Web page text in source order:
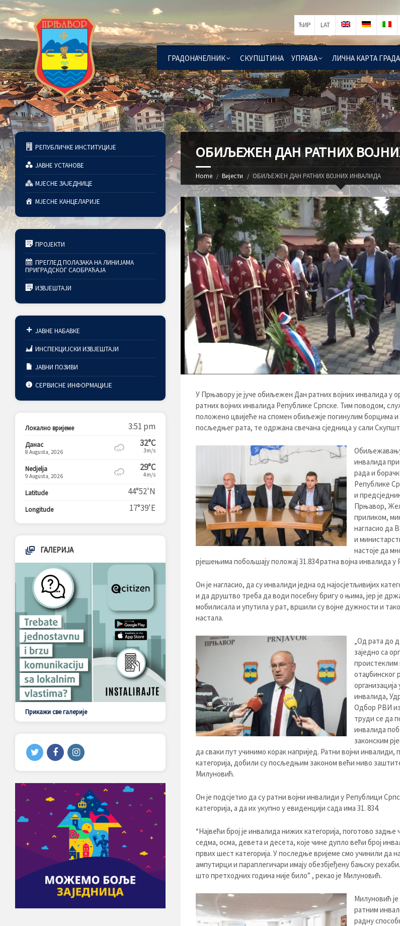
ГРАДОНАЧЕЛНИК СКУПШТИНА УПРАВА ЛИЧНА КАРТА ГРАДА
ЋИР LAT
ОБИЉЕЖЕН ДАН РАТНИХ
Home Вијести ОБИЉЕЖЕН ДАН РАТНИХ ВОЈНИХ ИНВАЛИДА
У Прњавору је јуче обиљежен Дан ратних војних инвалида у
ратних војних инвалида Републике Српске. Тим поводом,
положено цвијеће на спомен обиљежје погинулим борцима
посљедњег рата, те одржана свечана сједница у сали
инвалида
рада и
Републике
и
Прњавор,
приликом,
нагласио да
и
настоје да
рјешењима побољшају положај 31.834 ратна војна инвалида у
Он је нагласио, да су инвалиди једна од најосјетљивијих
и да друштво треба да води посебну бригу о њима, јер је
мобилисала и упутила у рат, вршили су војне дужности и
настала.
„Од рата до
заједно са
проистеклим
отаџбинског
инвалида,
Одбор РВИ из
труди се да
инвалида
законским
да сваки пут учинимо корак напријед. Ратни војни инвалиди,
категорија, добили су посљедњим законом већи ниво
Милуновић.
Он је подсјетио да су ратни војни инвалиди у Републици
категорија, а да их укупно у евиденцији сада има 31. 834.
“Највећи број је инвалида нижих категорија, поготово задње
седма, осма, девета и десета, које чине дупло већи број
првих шест категорија. У последње вријеме смо учинили да
ампутирци и параплегичари имају обезбјеђену бањску
што претходних година није било” , рекао је Милуновић.
Милуновић
ратним
радну
РЕПУБЛИЧКЕ ИНСТИТУЦИЈЕ
ЈАВНЕ УСТАНОВЕ
МЈЕСНЕ ЗАЈЕДНИЦЕ
МЈЕСНЕ КАНЦЕЛАРИЈЕ
ПРОЈЕКТИ
ПРЕГЛЕД ПОЛАЗАКА НА ЛИНИЈАМА
ПРИГРАДСКОГ САОБРАЋАЈА
ИЗВЈЕШТАЈИ
ЈАВНЕ НАБАВКЕ
ИНСПЕКЦИЈСКИ ИЗВЈЕШТАЈИ
ЈАВНИ ПОЗИВИ
СЕРВИСНЕ ИНФОРМАЦИЈЕ
Локално вријеме 3:51 pm
Данас
8 Augusta, 2026
32°C
3m/s
Nedjelja
9 Augusta, 2026
29°C
4m/s
Latitude 44°52'N
Longitude 17°39'E
ГАЛЕРИЈА
Прикажи све галерије